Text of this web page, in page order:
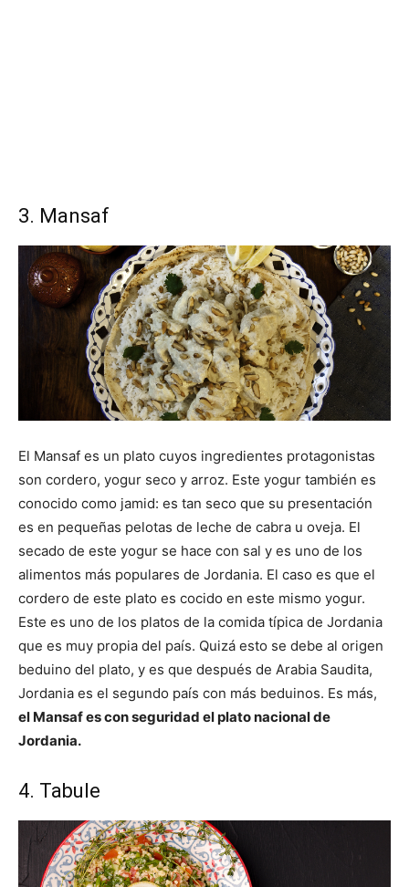
3. Mansaf
El Mansaf es un plato cuyos ingredientes protagonistas
son cordero, yogur seco y arroz. Este yogur también es
conocido como jamid: es tan seco que su presentación
es en pequeñas pelotas de leche de cabra u oveja. El
secado de este yogur se hace con sal y es uno de los
alimentos más populares de Jordania. El caso es que el
cordero de este plato es cocido en este mismo yogur.
Este es uno de los platos de la comida típica de Jordania
que es muy propia del país. Quizá esto se debe al origen
beduino del plato, y es que después de Arabia Saudita,
Jordania es el segundo país con más beduinos. Es más,
el Mansaf es con seguridad el plato nacional de
Jordania.
4. Tabule